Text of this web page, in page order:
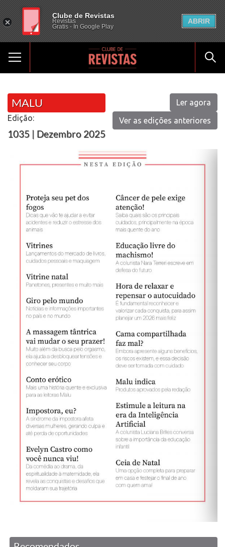
MALU
Edição:
1035 | Dezembro 2025
Ler agora
Ver as edições anteriores
Clube de Revistas
Revistas
Gratis - In Google Play
ABRIR